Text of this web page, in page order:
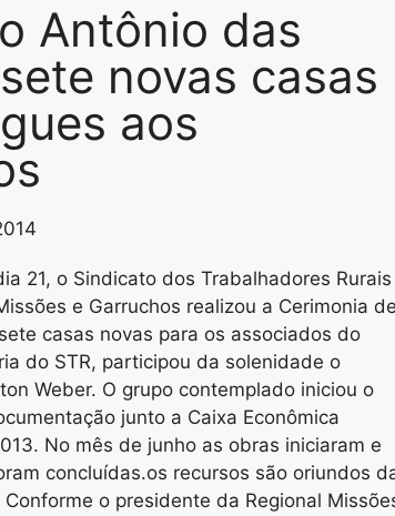
Antônio das
novas casas
aos
21, o Sindicato dos Trabalhadores Rurais
e Garruchos realizou a Cerimonia de
casas novas para os associados do
do STR, participou da solenidade o
Weber. O grupo contemplado iniciou o
junto a Caixa Econômica
No mês de junho as obras iniciaram e
concluídas.os recursos são oriundos
o presidente da Regional